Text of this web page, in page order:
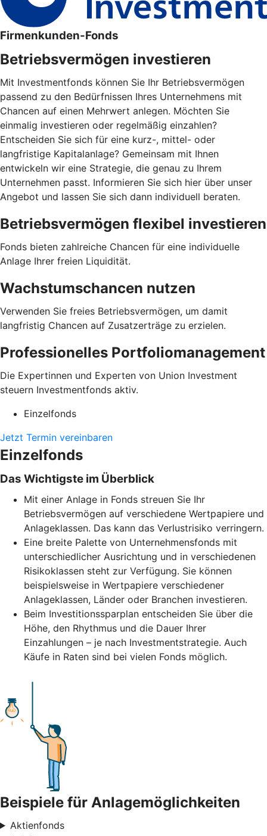
Firmenkunden-Fonds
Betriebsvermögen investieren
Mit Investmentfonds können Sie Ihr Betriebsvermögen
passend zu den Bedürfnissen Ihres Unternehmens mit
Chancen auf einen Mehrwert anlegen. Möchten Sie
einmalig investieren oder regelmäßig einzahlen?
Entscheiden Sie sich für eine kurz-, mittel- oder
langfristige Kapitalanlage? Gemeinsam mit Ihnen
entwickeln wir eine Strategie, die genau zu Ihrem
Unternehmen passt. Informieren Sie sich hier über unser
Angebot und lassen Sie sich dann individuell beraten.
Betriebsvermögen flexibel investieren
Fonds bieten zahlreiche Chancen für eine individuelle
Anlage Ihrer freien Liquidität.
Wachstumschancen nutzen
Verwenden Sie freies Betriebsvermögen, um damit
langfristig Chancen auf Zusatzerträge zu erzielen.
Professionelles Portfoliomanagement
Die Expertinnen und Experten von Union Investment
steuern Investmentfonds aktiv.
Einzelfonds
Jetzt Termin vereinbaren
Einzelfonds
Das Wichtigste im Überblick
Mit einer Anlage in Fonds streuen Sie Ihr
Betriebsvermögen auf verschiedene Wertpapiere und
Anlageklassen. Das kann das Verlustrisiko verringern.
Eine breite Palette von Unternehmensfonds mit
unterschiedlicher Ausrichtung und in verschiedenen
Risikoklassen steht zur Verfügung. Sie können
beispielsweise in Wertpapiere verschiedener
Anlageklassen, Länder oder Branchen investieren.
Beim Investitionssparplan entscheiden Sie über die
Höhe, den Rhythmus und die Dauer Ihrer
Einzahlungen – je nach Investmentstrategie. Auch
Käufe in Raten sind bei vielen Fonds möglich.
Beispiele für Anlagemöglichkeiten
Aktienfonds